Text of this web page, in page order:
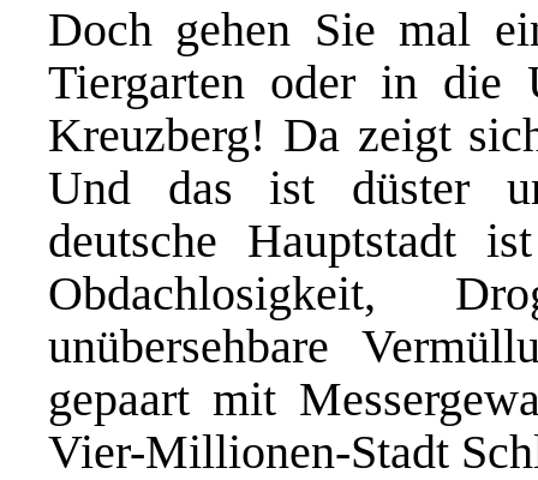
Doch gehen Sie mal
Tiergarten oder in die
Kreuzberg! Da zeigt
Und das ist düster
deutsche Hauptstadt
Obdachlosigkeit,
unübersehbare
gepaart mit
Vier-Millionen-Stadt